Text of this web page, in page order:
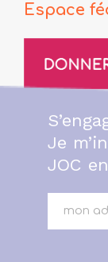
Espace
Je
JOC